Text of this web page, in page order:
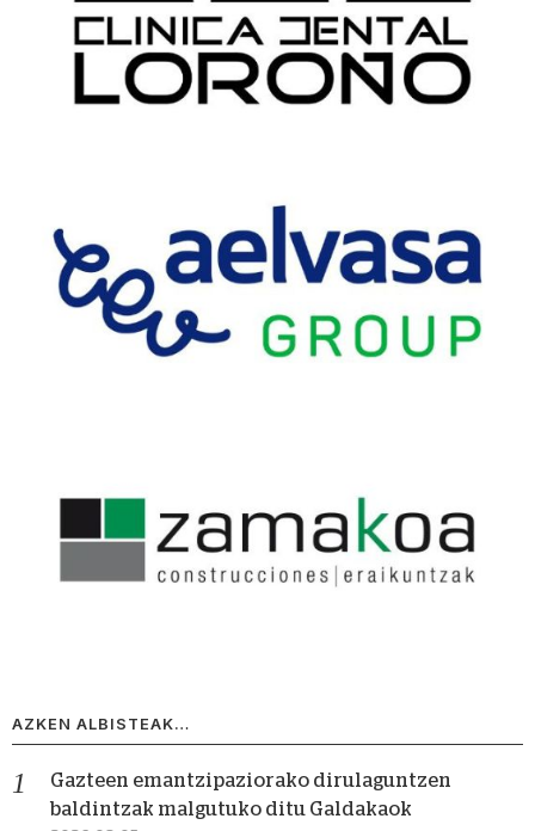
AZKEN ALBISTEAK…
Gazteen emantzipaziorako dirulaguntzen
baldintzak malgutuko ditu Galdakaok